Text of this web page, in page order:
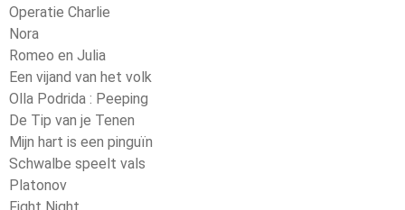
Operatie Charlie
Nora
Romeo en Julia
Een vijand van het volk
Olla Podrida : Peeping
De Tip van je Tenen
Mijn hart is een pinguïn
Schwalbe speelt vals
Platonov